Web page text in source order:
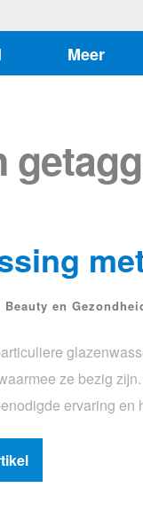
Meer
Beauty en
ze bezig
ervaring